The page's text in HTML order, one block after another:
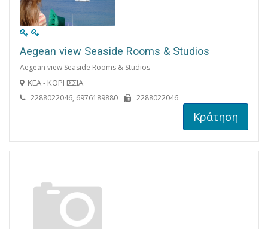
Aegean view Seaside Rooms & Studios
Aegean view Seaside Rooms & Studios
ΚΕΑ - ΚΟΡΗΣΣΙΑ
2288022046, 6976189880 2288022046
Κράτηση